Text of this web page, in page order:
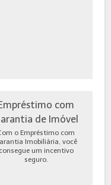
com
de Imóvel
o Empréstimo com
Imobiliária, você
consegue um incentivo
seguro.